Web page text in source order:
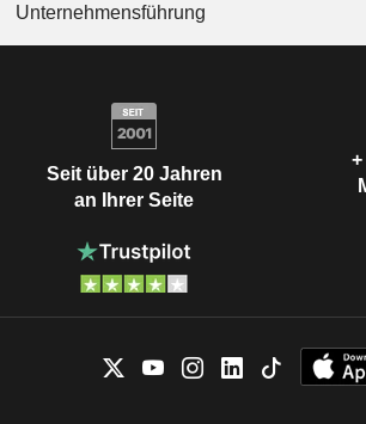
Unternehmensführung
Seit über 20 Jahren
an Ihrer Seite
+